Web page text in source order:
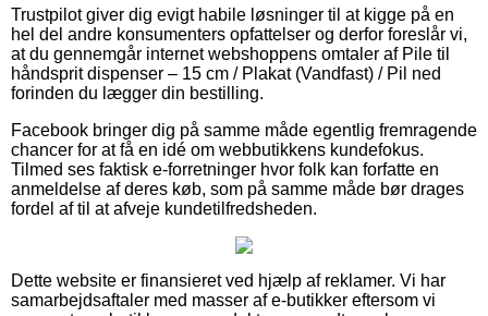
Trustpilot giver dig evigt habile løsninger til at kigge på en
hel del andre konsumenters opfattelser og derfor foreslår vi,
at du gennemgår internet webshoppens omtaler af Pile til
håndsprit dispenser – 15 cm / Plakat (Vandfast) / Pil ned
forinden du lægger din bestilling.
Facebook bringer dig på samme måde egentlig fremragende
chancer for at få en idé om webbutikkens kundefokus.
Tilmed ses faktisk e-forretninger hvor folk kan forfatte en
anmeldelse af deres køb, som på samme måde bør drages
fordel af til at afveje kundetilfredsheden.
Dette website er finansieret ved hjælp af reklamer. Vi har
samarbejdsaftaler med masser af e-butikker eftersom vi